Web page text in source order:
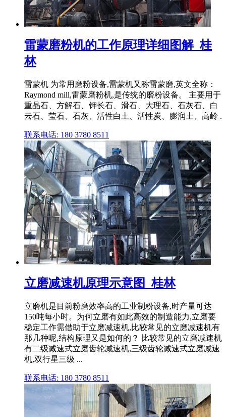
雷蒙磨粉机的工作原理详细图解_桂
林
雷蒙机 为常用磨粉设备,雷蒙机又称雷蒙磨,英文全称：
Raymond mill,雷蒙磨粉机,是传统的磨粉设备。 主要用于
重晶石、方解石、钾长石、滑石、大理石、石灰石、白
云石、莹石、石灰、活性白土、活性炭、膨润土、高岭 .
联系电话: 180 3780 8511
立磨减速机原理示意图_桂林
立磨机是目前粉磨效率高的工业制粉设备,时产量可达
150吨每小时。为何立磨有如此高效的制造能力,立磨要
稳定工作需借助于立磨减速机,比较常见的立磨减速机有
那几种呢,结构原理又是如何的？ 比较常见的立磨减速机
有二级减速式立磨齿轮减速机,三级齿轮减速式立磨减速
机,双行星三级 ...
联系电话: 180 3780 8511